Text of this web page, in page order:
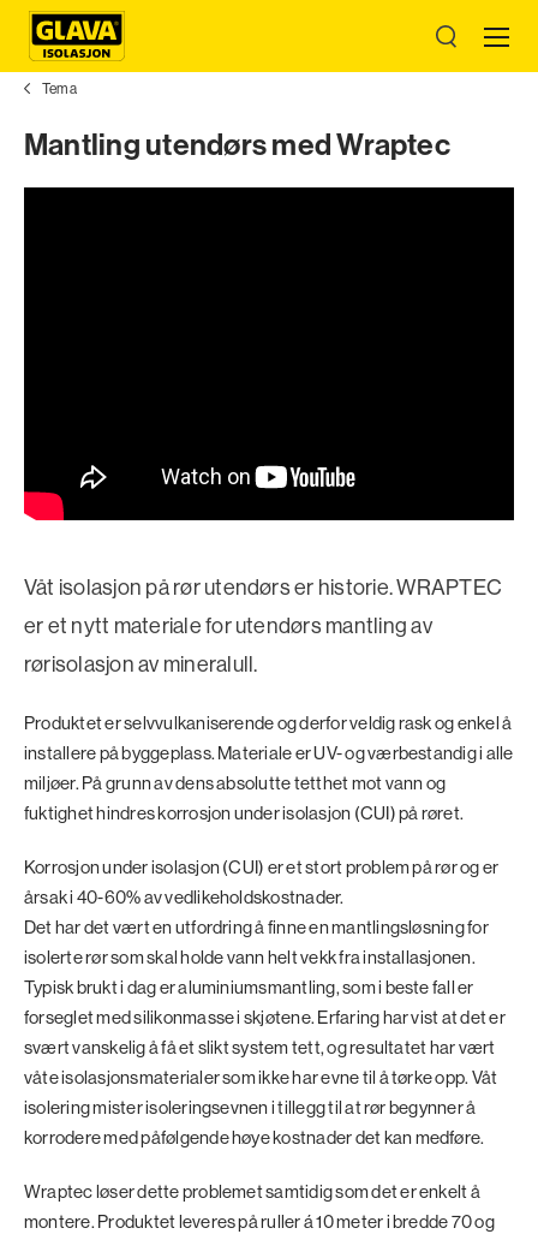
Tema
Mantling utendørs med Wraptec
Våt isolasjon på rør utendørs er historie. WRAPTEC
er et nytt materiale for utendørs mantling av
rørisolasjon av mineralull.
Produktet er selvvulkaniserende og derfor veldig rask og enkel å
installere på byggeplass. Materiale er UV- og værbestandig i alle
miljøer. På grunn av dens absolutte tetthet mot vann og
fuktighet hindres korrosjon under isolasjon (CUI) på røret.
Korrosjon under isolasjon (CUI) er et stort problem på rør og er
årsak i 40-60% av vedlikeholdskostnader.
Det har det vært en utfordring å finne en mantlingsløsning for
isolerte rør som skal holde vann helt vekk fra installasjonen.
Typisk brukt i dag er aluminiumsmantling, som i beste fall er
forseglet med silikonmasse i skjøtene. Erfaring har vist at det er
svært vanskelig å få et slikt system tett, og resultatet har vært
våte isolasjonsmaterialer som ikke har evne til å tørke opp. Våt
isolering mister isoleringsevnen i tillegg til at rør begynner å
korrodere med påfølgende høye kostnader det kan medføre.
Wraptec løser dette problemet samtidig som det er enkelt å
montere. Produktet leveres på ruller á 10 meter i bredde 70 og